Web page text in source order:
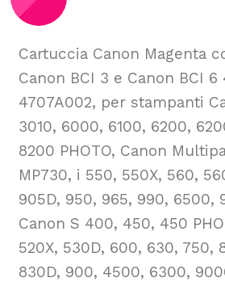
Cartuccia Canon Magenta
Canon BCI 3 e Canon BCI 6
4707A002, per stampanti
3010, 6000, 6100, 6200,
8200 PHOTO, Canon
MP730, i 550, 550X, 560,
905D, 950, 965, 990, 6500,
Canon S 400, 450, 450
520X, 530D, 600, 630, 750,
830D, 900, 4500, 6300,